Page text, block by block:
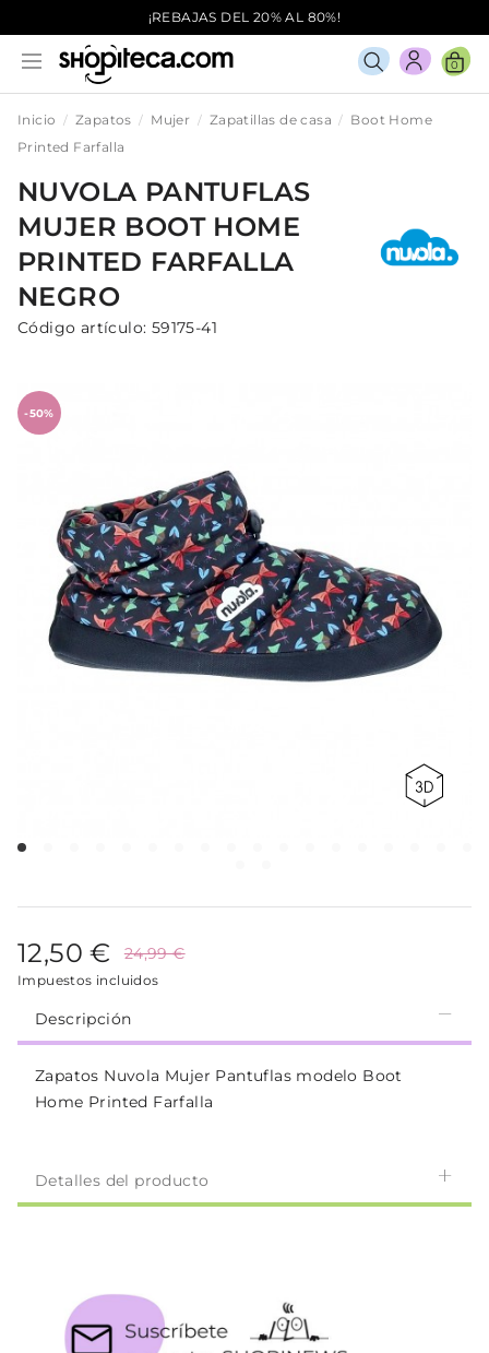
¡REBAJAS DEL 20% AL 80%!
0
Inicio Zapatos Mujer Zapatillas de casa
Boot Home
Printed Farfalla
NUVOLA PANTUFLAS
MUJER BOOT HOME
PRINTED FARFALLA
NEGRO
Código artículo: 59175-41
-50%
12,50 € 24,99 €
Impuestos incluidos
Descripción
Zapatos Nuvola Mujer Pantuflas modelo Boot
Home Printed Farfalla
Detalles del producto